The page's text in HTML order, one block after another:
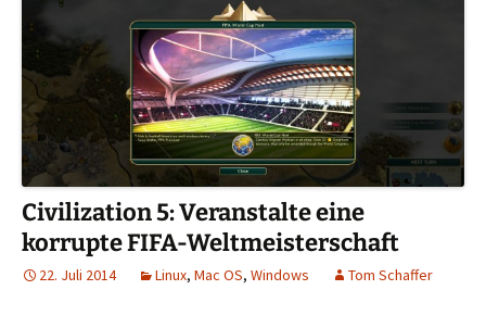
Civilization 5: Veranstalte eine
korrupte FIFA-Weltmeisterschaft
22. Juli 2014 Linux, Mac OS, Windows Tom Schaffer